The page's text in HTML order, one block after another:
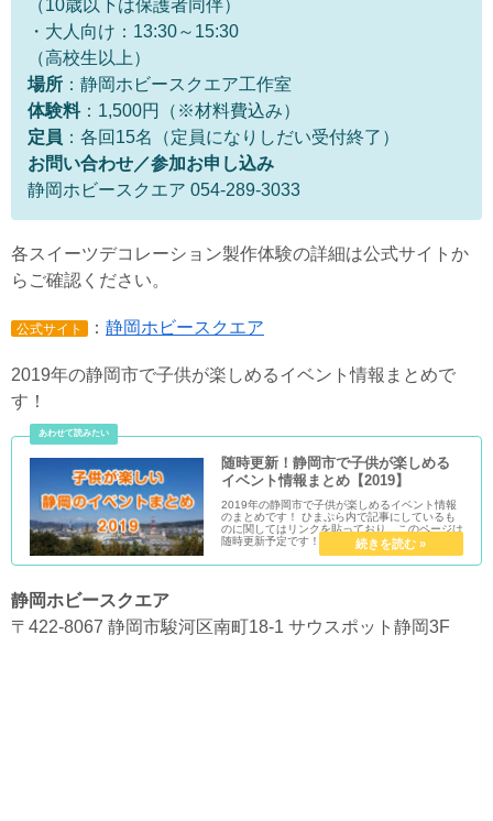
（10歳以下は保護者同伴）
・大人向け：13:30～15:30
（高校生以上）
場所 ：静岡ホビースクエア工作室
体験料：1,500円（※材料費込み）
定員 ：各回15名（定員になりしだい受付終了）
お問い合わせ／参加お申し込み
静岡ホビースクエア 054-289-3033
各スイーツデコレーション製作体験の詳細は公式サイトか
らご確認ください。
公式サイト ： 静岡ホビースクエア
2019年の静岡市で子供が楽しめるイベント情報まとめで
す！
随時更新！静岡市で子供が楽しめる
イベント情報まとめ【2019】
2019年の静岡市で子供が楽しめるイベント情報
のまとめです！ ひまぷら内で記事にしているも
のに関してはリンクを貼っており、このページは
随時更新予定です！
静岡ホビースクエア
〒422-8067 静岡市駿河区南町18-1 サウスポット静岡3F